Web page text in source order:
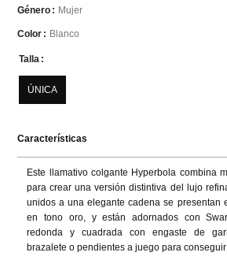
Género Mujer
Color Blanco
Talla
ÚNICA
Características
Este llamativo colgante Hyperbola combina
para crear una versión distintiva del lujo
unidos a una elegante cadena se presentan
en tono oro, y están adornados con
redonda y cuadrada con engaste de
brazalete o pendientes a juego para